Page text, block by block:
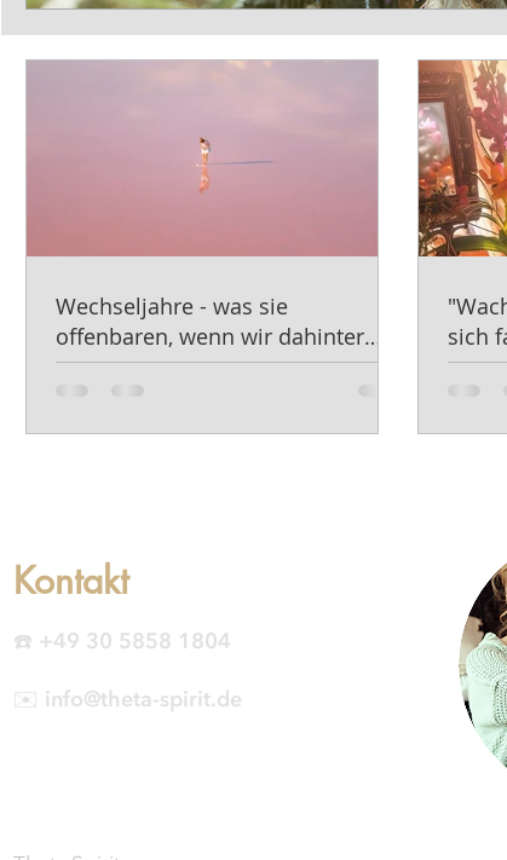
Wechseljahre - was sie
offenbaren, wenn wir dahinter
schauen.
sich
Kontakt
☎️ +49 30 5858 1804
✉️ info@theta-spirit.de